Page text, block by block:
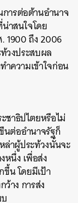
การต่อต้านอำนาจ
าสนใจโดย
1900 ถึง 2006
วงประสบผล
ความเข้าใจก่อน
ชาธิปไตยหรือไม่
นต่ออำนาจรัฐก็
ล่าผู้ประท้วงนั้นจะ
หนึ่ง เพื่อส่ง
น โดยมีเป้า
าง การส่ง